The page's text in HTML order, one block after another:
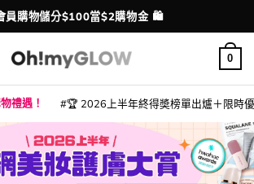
配送港澳
精選產品9折！【EXTRA10】
0
禮遇！ 🏆 2026上半年終得奬榜單出爐＋限時